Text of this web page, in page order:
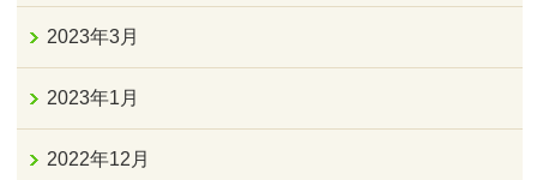
2023年3月
2023年1月
2022年12月